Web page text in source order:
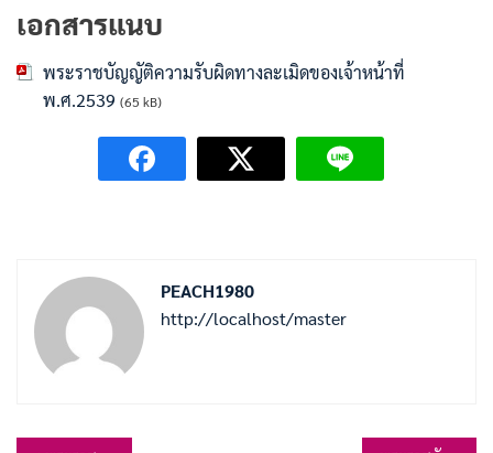
เอกสารแนบ
พระราชบัญญัติความรับผิดทางละเมิดของเจ้าหน้าที่
พ.ศ.2539 (65 kB)
PEACH1980
http://localhost/master